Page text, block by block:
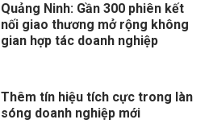
Quảng Ninh: Gần 300 phiên kết
nối giao thương mở rộng không
gian hợp tác doanh nghiệp
Thêm tín hiệu tích cực trong làn
sóng doanh nghiệp mới